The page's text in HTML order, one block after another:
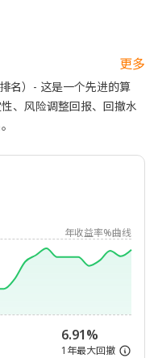
更多
名）- 这是一个先进的算
、风险调整回报、回撤水
年收益率%曲线
6.91%
1年最大回撤